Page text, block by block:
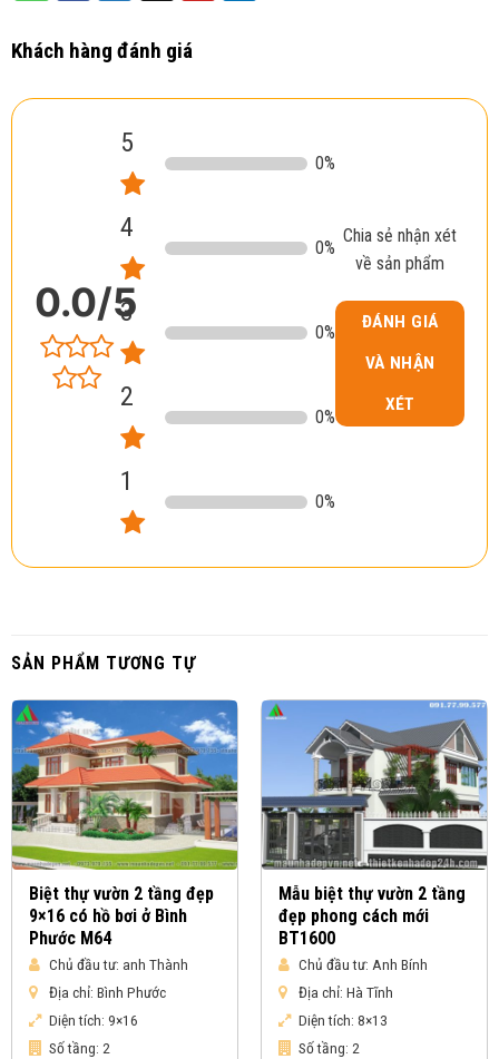
Khách hàng đánh giá
0.0/5
5
0%
4
0%
3
0%
2
0%
1
0%
Chia sẻ nhận xét
về sản phẩm
ĐÁNH GIÁ
VÀ NHẬN
XÉT
SẢN PHẨM TƯƠNG TỰ
Biệt thự vườn 2 tầng đẹp
9×16 có hồ bơi ở Bình
Phước M64
Chủ đầu tư: anh Thành
Địa chỉ: Bình Phước
Diện tích: 9×16
Số tầng: 2
Mẫu biệt thự vườn 2 tầng
đẹp phong cách mới
BT1600
Chủ đầu tư: Anh Bính
Địa chỉ: Hà Tĩnh
Diện tích: 8×13
Số tầng: 2